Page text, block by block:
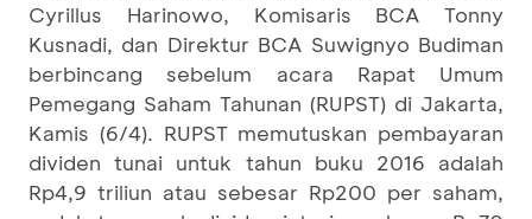
Cyrillus Harinowo, Komisaris BCA Tonny
Kusnadi, dan Direktur BCA Suwignyo Budiman
berbincang sebelum acara Rapat Umum
Pemegang Saham Tahunan (RUPST) di Jakarta,
Kamis (6/4). RUPST memutuskan pembayaran
dividen tunai untuk tahun buku 2016 adalah
Rp4,9 triliun atau sebesar Rp200 per saham,